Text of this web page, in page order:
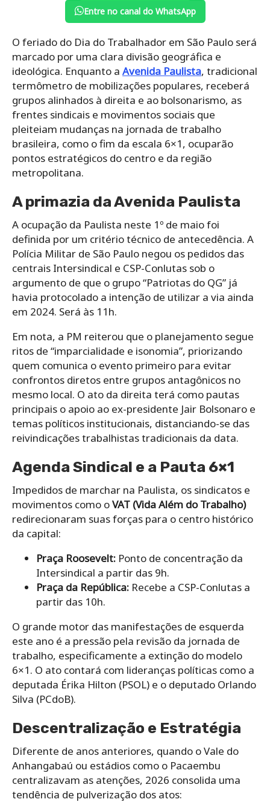
Entre no canal do WhatsApp
O feriado do Dia do Trabalhador em São Paulo será
marcado por uma clara divisão geográfica e
ideológica. Enquanto a Avenida Paulista, tradicional
termômetro de mobilizações populares, receberá
grupos alinhados à direita e ao bolsonarismo, as
frentes sindicais e movimentos sociais que
pleiteiam mudanças na jornada de trabalho
brasileira, como o fim da escala 6×1, ocuparão
pontos estratégicos do centro e da região
metropolitana.
A primazia da Avenida Paulista
A ocupação da Paulista neste 1º de maio foi
definida por um critério técnico de antecedência. A
Polícia Militar de São Paulo negou os pedidos das
centrais Intersindical e CSP-Conlutas sob o
argumento de que o grupo “Patriotas do QG” já
havia protocolado a intenção de utilizar a via ainda
em 2024. Será às 11h.
Em nota, a PM reiterou que o planejamento segue
ritos de “imparcialidade e isonomia”, priorizando
quem comunica o evento primeiro para evitar
confrontos diretos entre grupos antagônicos no
mesmo local. O ato da direita terá como pautas
principais o apoio ao ex-presidente Jair Bolsonaro e
temas políticos institucionais, distanciando-se das
reivindicações trabalhistas tradicionais da data.
Agenda Sindical e a Pauta 6×1
Impedidos de marchar na Paulista, os sindicatos e
movimentos como oVAT (Vida Além do Trabalho)
redirecionaram suas forças para o centro histórico
da capital:
Praça Roosevelt: Ponto de concentração da
Intersindical a partir das 9h.
Praça da República: Recebe a CSP-Conlutas a
partir das 10h.
O grande motor das manifestações de esquerda
este ano é a pressão pela revisão da jornada de
trabalho, especificamente a extinção do modelo
6×1. O ato contará com lideranças políticas como a
deputada Érika Hilton (PSOL) e o deputado Orlando
Silva (PCdoB).
Descentralização e Estratégia
Diferente de anos anteriores, quando o Vale do
Anhangabaú ou estádios como o Pacaembu
centralizavam as atenções, 2026 consolida uma
tendência de pulverização dos atos: